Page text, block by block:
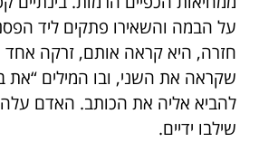
על הבמה והשאירו פתקים ליד
חזרה, היא קראה אותם, זרקה אחד
שקראה את השני, ובו המילים “את
להביא אליה את הכותב. האדם
שילבו ידיים.